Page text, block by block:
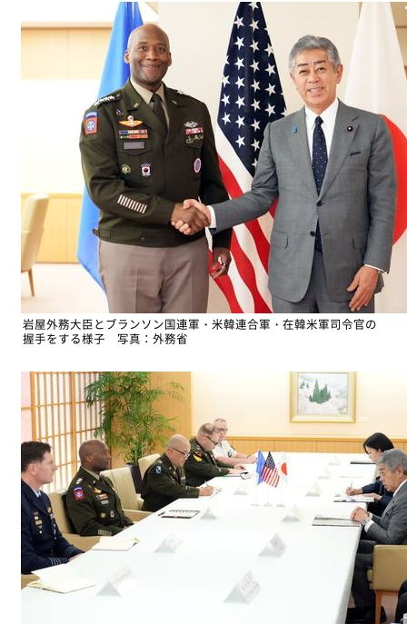
岩屋外務大臣とブランソン国連軍・米韓連合軍・在韓米軍司令官の
握手をする様子 写真：外務省